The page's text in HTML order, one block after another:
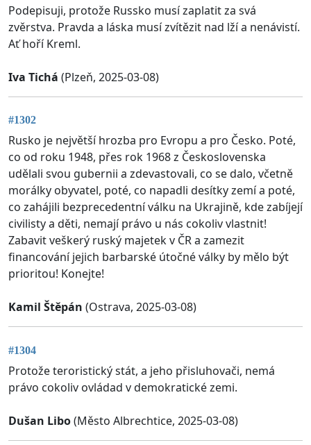
Podepisuji, protože Russko musí zaplatit za svá
zvěrstva. Pravda a láska musí zvítězit nad lží a nenávistí.
Ať hoří Kreml.
Iva Tichá (Plzeň, 2025-03-08)
#1302
Rusko je největší hrozba pro Evropu a pro Česko. Poté,
co od roku 1948, přes rok 1968 z Československa
udělali svou gubernii a zdevastovali, co se dalo, včetně
morálky obyvatel, poté, co napadli desítky zemí a poté,
co zahájili bezprecedentní válku na Ukrajině, kde zabíjejí
civilisty a děti, nemají právo u nás cokoliv vlastnit!
Zabavit veškerý ruský majetek v ČR a zamezit
financování jejich barbarské útočné války by mělo být
prioritou! Konejte!
Kamil Štěpán (Ostrava, 2025-03-08)
#1304
Protože teroristický stát, a jeho přisluhovači, nemá
právo cokoliv ovládad v demokratické zemi.
Dušan Libo(Město Albrechtice, 2025-03-08)